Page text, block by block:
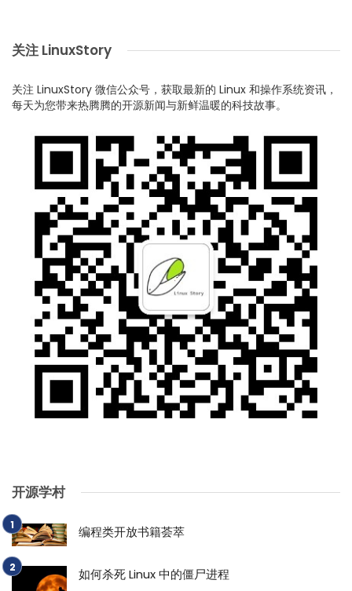
关注 LinuxStory
关注 LinuxStory 微信公众号，获取最新的 Linux 和操作系统资讯，
每天为您带来热腾腾的开源新闻与新鲜温暖的科技故事。
开源学村
编程类开放书籍荟萃
如何杀死 Linux 中的僵尸进程